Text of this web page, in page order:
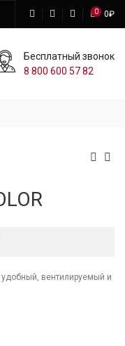
0 0₽
Бесплатный звонок
8 800 600 57 82
удобный, вентилируемый и